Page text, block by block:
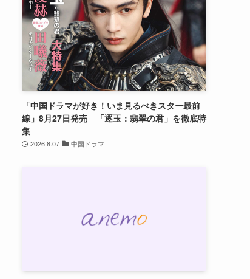
「中国ドラマが好き！いま見るべきスター最前
線」8月27日発売 「逐玉：翡翠の君」を徹底特
集
2026.8.07 中国ドラマ